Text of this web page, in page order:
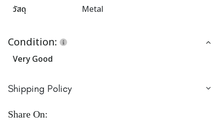
วัสดุ
Metal
Condition:
Very Good
Shipping Policy
Share On: